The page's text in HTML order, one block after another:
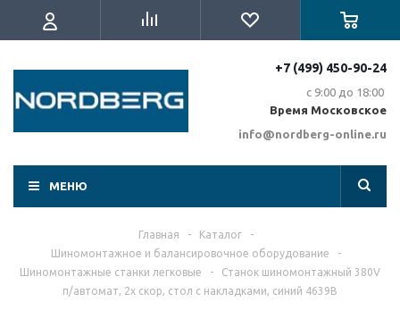
+7 (499) 450-90-24
с 9:00 до 18:00
Время Московское
info@nordberg-online.ru
МЕНЮ
Главная - Каталог
-
Шиномонтажное и балансировочное оборудование
-
Шиномонтажные станки легковые
-
Станок шиномонтажный 380V
п/автомат, 2х скор, стол с накладками, синий 4639B